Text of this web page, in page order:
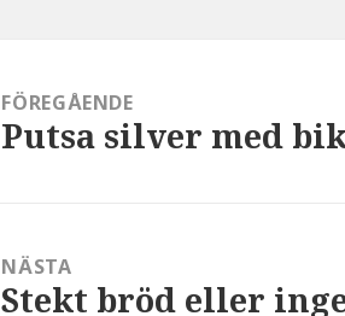
FÖREGÅENDE
Föregående
Putsa silver med
NÄSTA
Nästa
Stekt bröd eller